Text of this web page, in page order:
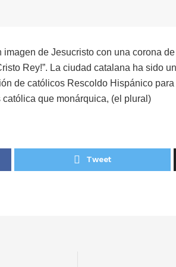
de Jesucristo con una corona
Rey!”. La ciudad catalana ha sido
de católicos Rescoldo Hispánico
que monárquica, (el plural)
Tweet